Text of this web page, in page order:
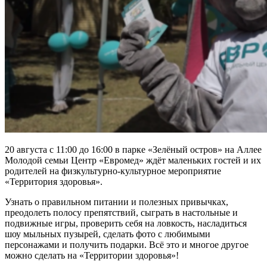
20 августа с 11:00 до 16:00 в парке «Зелёный остров» на Аллее
Молодой семьи Центр «Евромед» ждёт маленьких гостей и их
родителей на физкультурно-культурное мероприятие
«Территория здоровья».
Узнать о правильном питании и полезных привычках,
преодолеть полосу препятствий, сыграть в настольные и
подвижные игры, проверить себя на ловкость, насладиться
шоу мыльных пузырей, сделать фото с любимыми
персонажами и получить подарки. Всё это и многое другое
можно сделать на «Территории здоровья»!